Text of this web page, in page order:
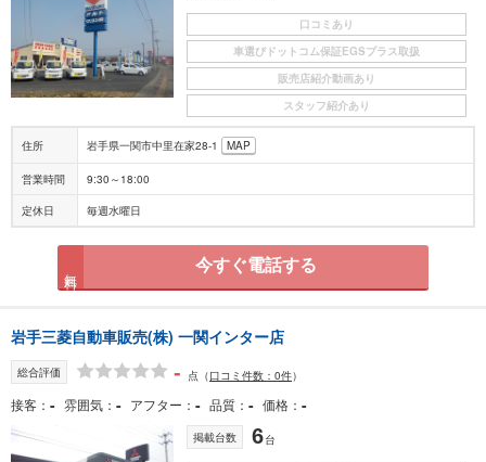
口コミあり
車選びドットコム保証EGSプラス取扱
販売店紹介動画あり
スタッフ紹介あり
住所 岩手県一関市中里在家28-1 MAP
営業時間 9:30～18:00
定休日 毎週水曜日
今すぐ電話する
岩手三菱自動車販売(株) 一関インター店
総合評価 - 点 （口コミ件数：0件）
接客 - 雰囲気 - アフター - 品質 - 価格 -
掲載台数 6台